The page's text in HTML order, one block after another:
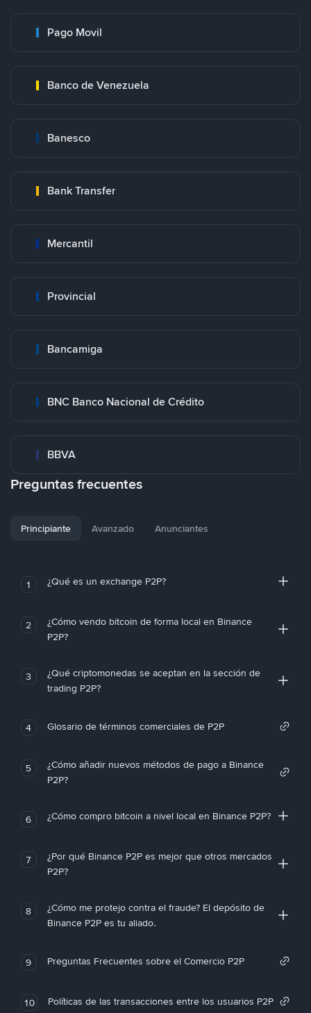
Pago Movil
Banco de Venezuela
Banesco
Bank Transfer
Mercantil
Provincial
Bancamiga
BNC Banco Nacional de Crédito
BBVA
Preguntas frecuentes
Principiante Avanzado Anunciantes
1 ¿Qué es un exchange P2P?
2
¿Cómo vendo bitcoin de forma local en Binance
P2P?
3
¿Qué criptomonedas se aceptan en la sección de
trading P2P?
4 Glosario de términos comerciales de P2P
5
¿Cómo añadir nuevos métodos de pago a Binance
P2P?
6 ¿Cómo compro bitcoin a nivel local en Binance P2P?
7
¿Por qué Binance P2P es mejor que otros mercados
P2P?
8
¿Cómo me protejo contra el fraude? El depósito de
Binance P2P es tu aliado.
9 Preguntas Frecuentes sobre el Comercio P2P
10 Políticas de las transacciones entre los usuarios P2P